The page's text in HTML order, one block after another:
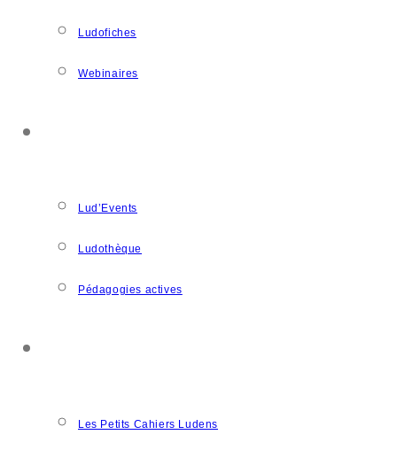
Ludofiches
Webinaires
Lud’Events
Ludothèque
Pédagogies actives
Les Petits Cahiers Ludens